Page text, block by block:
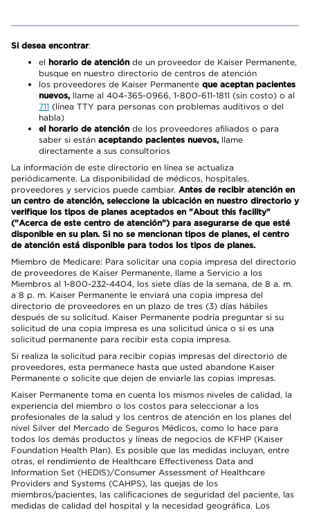
Si desea encontrar:
el horario de atención de un proveedor de Kaiser Permanente,
busque en nuestro directorio de centros de atención
los proveedores de Kaiser Permanente que aceptan pacientes
nuevos, llame al 404-365-0966, 1-800-611-1811 (sin costo) o al
711 (línea TTY para personas con problemas auditivos o del
habla)
el horario de atención de los proveedores afiliados o para
saber si están aceptando pacientes nuevos, llame
directamente a sus consultorios
La información de este directorio en línea se actualiza
periódicamente. La disponibilidad de médicos, hospitales,
proveedores y servicios puede cambiar. Antes de recibir atención en
un centro de atención, seleccione la ubicación en nuestro directorio y
verifique los tipos de planes aceptados en "About this facility"
("Acerca de este centro de atención") para asegurarse de que esté
disponible en su plan. Si no se mencionan tipos de planes, el centro
de atención está disponible para todos los tipos de planes.
Miembro de Medicare: Para solicitar una copia impresa del directorio
de proveedores de Kaiser Permanente, llame a Servicio a los
Miembros al 1-800-232-4404, los siete días de la semana, de 8 a. m.
a 8 p. m. Kaiser Permanente le enviará una copia impresa del
directorio de proveedores en un plazo de tres (3) días hábiles
después de su solicitud. Kaiser Permanente podría preguntar si su
solicitud de una copia impresa es una solicitud única o si es una
solicitud permanente para recibir esta copia impresa.
Si realiza la solicitud para recibir copias impresas del directorio de
proveedores, esta permanece hasta que usted abandone Kaiser
Permanente o solicite que dejen de enviarle las copias impresas.
Kaiser Permanente toma en cuenta los mismos niveles de calidad, la
experiencia del miembro o los costos para seleccionar a los
profesionales de la salud y los centros de atención en los planes del
nivel Silver del Mercado de Seguros Médicos, como lo hace para
todos los demás productos y líneas de negocios de KFHP (Kaiser
Foundation Health Plan). Es posible que las medidas incluyan, entre
otras, el rendimiento de Healthcare Effectiveness Data and
Information Set (HEDIS)/Consumer Assessment of Healthcare
Providers and Systems (CAHPS), las quejas de los
miembros/pacientes, las calificaciones de seguridad del paciente, las
medidas de calidad del hospital y la necesidad geográfica. Los